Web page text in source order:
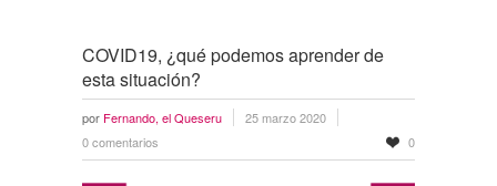
COVID19, ¿qué podemos aprender de
esta situación?
por Fernando, el Queseru
25 marzo 2020
0 comentarios
0